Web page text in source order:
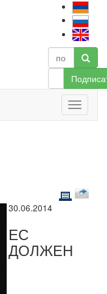
30.06.2014
ЕС
ДОЛЖЕН